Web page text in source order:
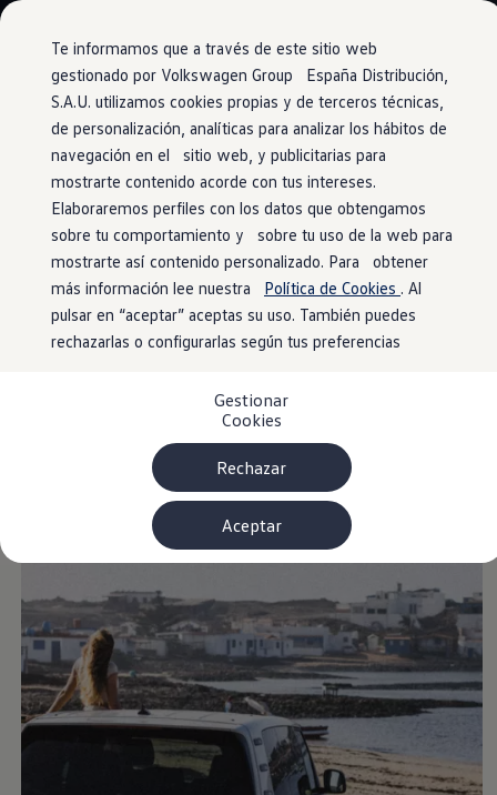
Te informamos que a través de este sitio web
gestionado por Volkswagen Group España Distribución,
S.A.U. utilizamos cookies propias y de terceros técnicas,
de personalización, analíticas para analizar los hábitos de
navegación en el sitio web, y publicitarias para
mostrarte contenido acorde con tus intereses.
Elaboraremos perfiles con los datos que obtengamos
sobre tu comportamiento y sobre tu uso de la web para
mostrarte así contenido personalizado. Para obtener
más información lee nuestra Política de Cookies . Al
pulsar en “aceptar” aceptas su uso. También puedes
rechazarlas o configurarlas según tus preferencias
Aceptar
Rechazar
Gestionar
Cookies
Ir
directamente
al contenido
Ir
directamente
al pie de
página
ComercialesConoce todos los modelos
Configura todos los modelos
Ver todos los modelos
Ver todos los modelos
Soluciones estandarizadas
Campers
Ofertas y stock
Ofertas para profesionales
Volkswagen nuevo en stock
Volkswagen de ocasión en stock
Ofertas para particulares
Volkswagen nuevo en stock
Volkswagen de ocasión
Eléctricos e híbridos
Simulador de autonomía
Simulador de carga
Ventajas para profesionales
Ventajas para particulares
Profesionales
My Leasing
Financiación Estándar
Financiación para Volkswagen de ocasión
Seguros
Volkswagen 4Business
My Renting
Particulares
My Way
Financiación Estándar
Financiación para Volkswagen de ocasión
Seguros
My Renting
Conectividad
Ventajas para profesionales
Ventajas para particulares
Aparcamientos
Encuentratu lugar
VW Connect pone solución a uno de los problemas más
pesados de conducir: encontrar aparcamiento. Tu sistema de
aparcamiento público más cercanas, así como sus tarifas y
capacidad. Tu solo relájate ¡y empieza tu camino!